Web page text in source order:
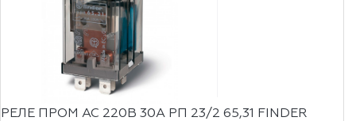
РЕЛЕ ПРОМ AC 220B 30A РП 23/2 65,31 FINDER